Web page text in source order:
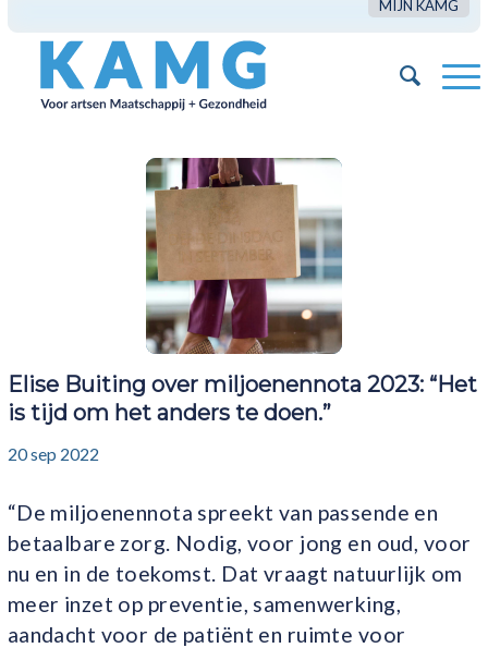
MIJN KAMG
Elise Buiting over miljoenennota 2023: “Het
is tijd om het anders te doen.”
20 sep 2022
“De miljoenennota spreekt van passende en
betaalbare zorg. Nodig, voor jong en oud, voor
nu en in de toekomst. Dat vraagt natuurlijk om
meer inzet op preventie, samenwerking,
aandacht voor de patiënt en ruimte voor